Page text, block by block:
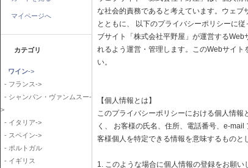
マイページへ
カテゴリ
ワイン->
- フランス->
- シャンパン・ヴァンムスー-
>
- イタリア->
- スペイン->
- ポルトガル
- イギリス
な社会的責務であると考えています。ウェ
とともに、 以下のプライバシーポリシーに
ブサイト「株式会社平野屋」が運営する
れるよう運営・管理します。このWebサイ
い。
【個人情報とは】
このプライバシーポリシーにおける個人情
く、 お客様の氏名、住所、電話番号、e-
客様個人を特定できる情報を意味するものと
1. このような場合に個人情報の登録をお願